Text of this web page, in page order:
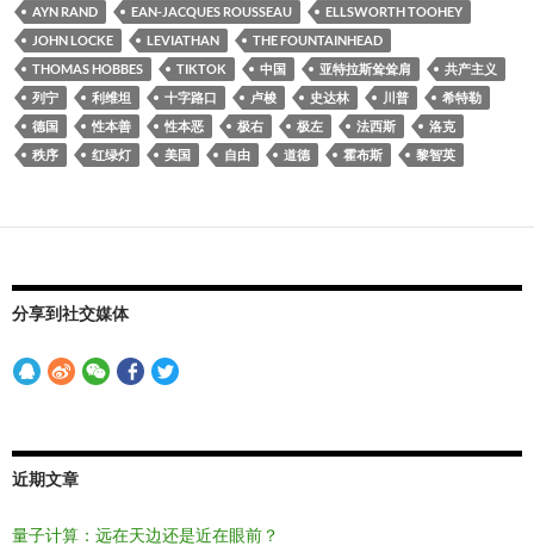
AYN RAND EAN-JACQUES ROUSSEAU
ELLSWORTH TOOHEY
JOHN LOCKE
LEVIATHAN
THE FOUNTAINHEAD
THOMAS HOBBES
TIKTOK 中国 亚特拉斯耸耸肩
共产主义
列宁
利维坦 十字路口 卢梭 史达林 川普
希特勒
德国
性本善 性本恶 极右 极左 法西斯
洛克
秩序
红绿灯 美国 自由 道德 霍布斯 黎智英
分享到社交媒体
近期文章
量子计算：远在天边还是近在眼前？